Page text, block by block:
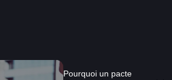
Pourquoi un pacte